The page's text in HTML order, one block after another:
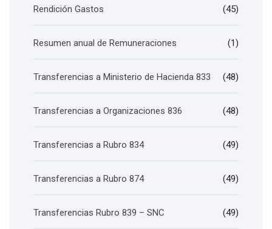
Rendición Gastos (45)
Resumen anual de Remuneraciones (1)
Transferencias a Ministerio de Hacienda 833 (48)
Transferencias a Organizaciones 836 (48)
Transferencias a Rubro 834 (49)
Transferencias a Rubro 874 (49)
Transferencias Rubro 839 – SNC (49)